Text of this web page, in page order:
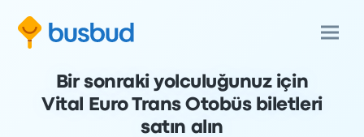
Bir sonraki yolculuğunuz için
Vital Euro Trans Otobüs biletleri
satın alın